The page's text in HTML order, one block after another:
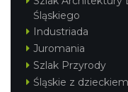
Śląskiego
Industriada
Juromania
Szlak Przyrody
Śląskie z dzieckiem